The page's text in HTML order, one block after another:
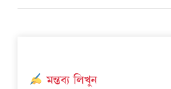
মন্তব্য লিখুন